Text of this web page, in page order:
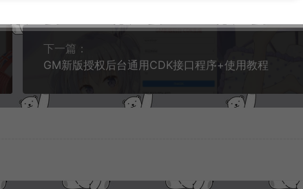
下一篇：
GM新版授权后台通用CDK接口程序+使用教程